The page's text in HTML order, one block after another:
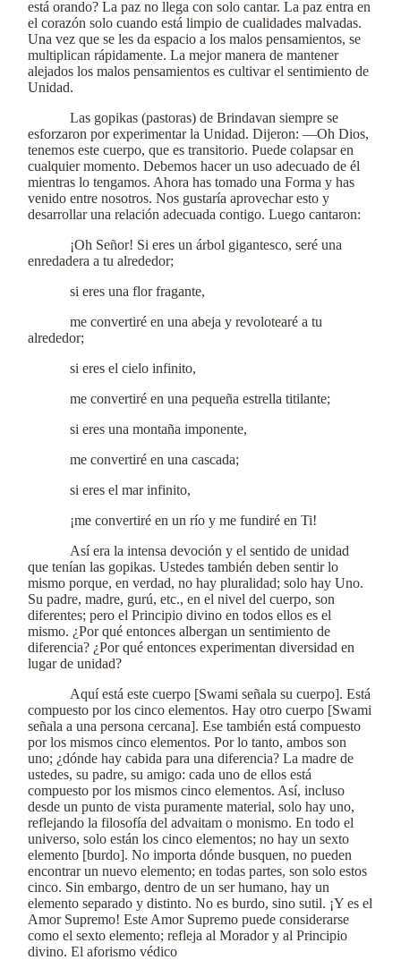
está orando? La paz no llega con solo cantar. La paz entra en
el corazón solo cuando está limpio de cualidades malvadas.
Una vez que se les da espacio a los malos pensamientos, se
multiplican rápidamente. La mejor manera de mantener
alejados los malos pensamientos es cultivar el sentimiento de
Unidad.
Las gopikas (pastoras) de Brindavan siempre se
esforzaron por experimentar la Unidad. Dijeron: —Oh Dios,
tenemos este cuerpo, que es transitorio. Puede colapsar en
cualquier momento. Debemos hacer un uso adecuado de él
mientras lo tengamos. Ahora has tomado una Forma y has
venido entre nosotros. Nos gustaría aprovechar esto y
desarrollar una relación adecuada contigo. Luego cantaron:
¡Oh Señor! Si eres un árbol gigantesco, seré una
enredadera a tu alrededor;
si eres una flor fragante,
me convertiré en una abeja y revolotearé a tu
alrededor;
si eres el cielo infinito,
me convertiré en una pequeña estrella titilante;
si eres una montaña imponente,
me convertiré en una cascada;
si eres el mar infinito,
¡me convertiré en un río y me fundiré en Ti!
Así era la intensa devoción y el sentido de unidad
que tenían las gopikas. Ustedes también deben sentir lo
mismo porque, en verdad, no hay pluralidad; solo hay Uno.
Su padre, madre, gurú, etc., en el nivel del cuerpo, son
diferentes; pero el Principio divino en todos ellos es el
mismo. ¿Por qué entonces albergan un sentimiento de
diferencia? ¿Por qué entonces experimentan diversidad en
lugar de unidad?
Aquí está este cuerpo [Swami señala su cuerpo]. Está
compuesto por los cinco elementos. Hay otro cuerpo [Swami
señala a una persona cercana]. Ese también está compuesto
por los mismos cinco elementos. Por lo tanto, ambos son
uno; ¿dónde hay cabida para una diferencia? La madre de
ustedes, su padre, su amigo: cada uno de ellos está
compuesto por los mismos cinco elementos. Así, incluso
desde un punto de vista puramente material, solo hay uno,
reflejando la filosofía del advaitam o monismo. En todo el
universo, solo están los cinco elementos; no hay un sexto
elemento [burdo]. No importa dónde busquen, no pueden
encontrar un nuevo elemento; en todas partes, son solo estos
cinco. Sin embargo, dentro de un ser humano, hay un
elemento separado y distinto. No es burdo, sino sutil. ¡Y es el
Amor Supremo! Este Amor Supremo puede considerarse
como el sexto elemento; refleja al Morador y al Principio
divino. El aforismo védico